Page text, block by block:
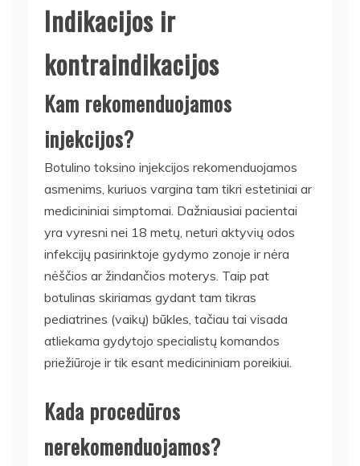
Indikacijos ir
kontraindikacijos
Kam rekomenduojamos
injekcijos?
Botulino toksino injekcijos rekomenduojamos
asmenims, kuriuos vargina tam tikri estetiniai ar
medicininiai simptomai. Dažniausiai pacientai
yra vyresni nei 18 metų, neturi aktyvių odos
infekcijų pasirinktoje gydymo zonoje ir nėra
nėščios ar žindančios moterys. Taip pat
botulinas skiriamas gydant tam tikras
pediatrines (vaikų) būkles, tačiau tai visada
atliekama gydytojo specialistų komandos
priežiūroje ir tik esant medicininiam poreikiui.
Kada procedūros
nerekomenduojamos?